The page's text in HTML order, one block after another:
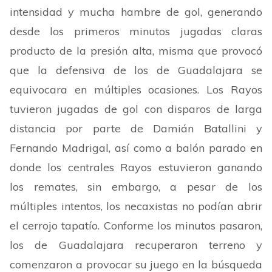
intensidad y mucha hambre de gol, generando
desde los primeros minutos jugadas claras
producto de la presión alta, misma que provocó
que la defensiva de los de Guadalajara se
equivocara en múltiples ocasiones. Los Rayos
tuvieron jugadas de gol con disparos de larga
distancia por parte de Damián Batallini y
Fernando Madrigal, así como a balón parado en
donde los centrales Rayos estuvieron ganando
los remates, sin embargo, a pesar de los
múltiples intentos, los necaxistas no podían abrir
el cerrojo tapatío. Conforme los minutos pasaron,
los de Guadalajara recuperaron terreno y
comenzaron a provocar su juego en la búsqueda